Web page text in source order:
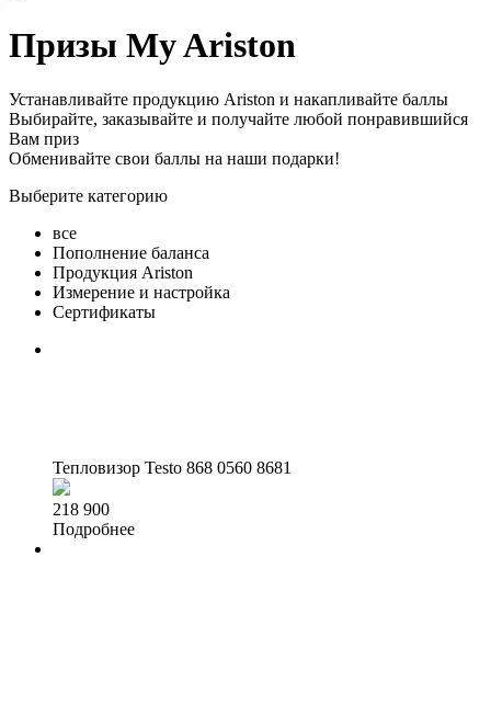
Призы My Ariston
Устанавливайте продукцию Ariston и накапливайте баллы
Выбирайте, заказывайте и получайте любой понравившийся
Вам приз
Обменивайте свои баллы на наши подарки!
Выберите категорию
все
Пополнение баланса
Продукция Ariston
Измерение и настройка
Сертификаты
Тепловизор Testo 868 0560 8681
218 900
Подробнее